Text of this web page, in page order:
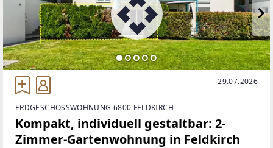
29.07.2026
ERDGESCHOSSWOHNUNG 6800 FELDKIRCH
Kompakt, individuell gestaltbar: 2-
Zimmer-Gartenwohnung in Feldkirch